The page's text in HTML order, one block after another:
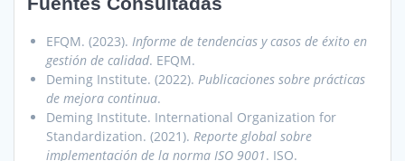
EFQM. (2023). Informe de tendencias y casos de éxito en
gestión de calidad. EFQM.
Deming Institute. (2022). Publicaciones sobre prácticas
de mejora continua.
Deming Institute. International Organization for
Standardization. (2021). Reporte global sobre
implementación de la norma ISO 9001. ISO.